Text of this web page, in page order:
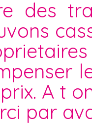
des
A t
par